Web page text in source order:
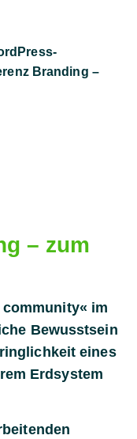
Branding –
– zum
im
Bewusstsein
eines
Erdsystem